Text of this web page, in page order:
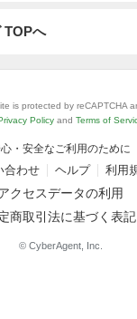
TOPへ
is protected by reCAPTCHA
Policy and Terms of
・安全なご利用のために
合わせ ヘルプ 利用
クセスデータの利用
商取引法に基づく表記
© CyberAgent, Inc.